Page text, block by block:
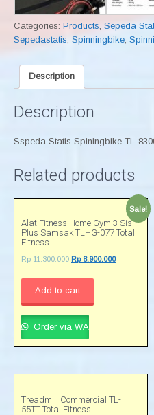
Categories: Products Sepeda
Sepedastatis Spinningbike
Description
Description
Sspeda Statis Spiningbike TL-
Related products
Sale!
Alat Fitness Home Gym 3 Sisi
Plus Samsak TLHG-077 Total
Fitness
Rp11.300.000 Rp8.900.000
Add to cart
Order via WA
Treadmill Commercial TL-
55TT Total Fitness